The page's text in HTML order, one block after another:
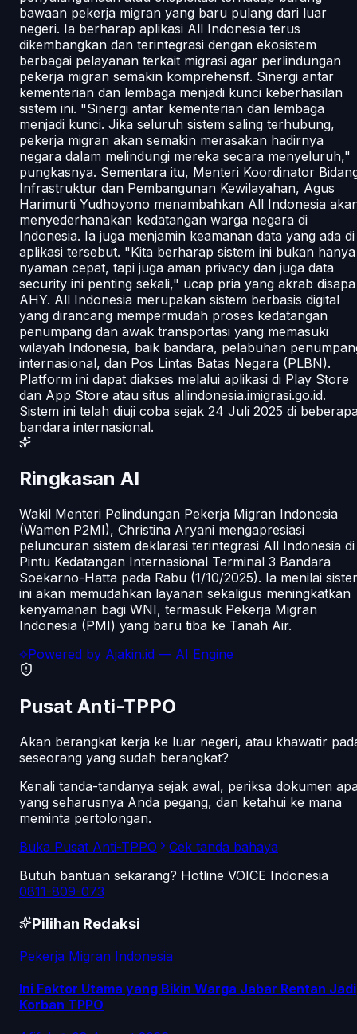
bawaan pekerja migran yang baru pulang dari luar
negeri. Ia berharap aplikasi All Indonesia terus
dikembangkan dan terintegrasi dengan ekosistem
berbagai pelayanan terkait migrasi agar perlindungan
pekerja migran semakin komprehensif. Sinergi antar
kementerian dan lembaga menjadi kunci keberhasilan
sistem ini. "Sinergi antar kementerian dan lembaga
menjadi kunci. Jika seluruh sistem saling terhubung,
pekerja migran akan semakin merasakan hadirnya
negara dalam melindungi mereka secara menyeluruh,"
pungkasnya. Sementara itu, Menteri Koordinator
Infrastruktur dan Pembangunan Kewilayahan, Agus
Harimurti Yudhoyono menambahkan All Indonesia
menyederhanakan kedatangan warga negara di
Indonesia. Ia juga menjamin keamanan data yang ada di
aplikasi tersebut. "Kita berharap sistem ini bukan hanya
nyaman cepat, tapi juga aman privacy dan juga data
security ini penting sekali," ucap pria yang akrab disapa
AHY. All Indonesia merupakan sistem berbasis digital
yang dirancang mempermudah proses kedatangan
penumpang dan awak transportasi yang memasuki
wilayah Indonesia, baik bandara, pelabuhan
internasional, dan Pos Lintas Batas Negara (PLBN).
Platform ini dapat diakses melalui aplikasi di Play Store
dan App Store atau situs allindonesia.imigrasi.go.id.
Sistem ini telah diuji coba sejak 24 Juli 2025 di
bandara internasional.
Ringkasan AI
Wakil Menteri Pelindungan Pekerja Migran Indonesia
(Wamen P2MI), Christina Aryani mengapresiasi
peluncuran sistem deklarasi terintegrasi All Indonesia di
Pintu Kedatangan Internasional Terminal 3 Bandara
Soekarno-Hatta pada Rabu (1/10/2025). Ia menilai
ini akan memudahkan layanan sekaligus meningkatkan
kenyamanan bagi WNI, termasuk Pekerja Migran
Indonesia (PMI) yang baru tiba ke Tanah Air.
Powered by Ajakin.id — AI Engine
Pusat Anti-TPPO
Akan berangkat kerja ke luar negeri, atau khawatir
seseorang yang sudah berangkat?
Kenali tanda-tandanya sejak awal, periksa dokumen
yang seharusnya Anda pegang, dan ketahui ke mana
meminta pertolongan.
Buka Pusat Anti-TPPO
Cek tanda bahaya
Butuh bantuan sekarang? Hotline VOICE Indonesia
0811-809-073
Pilihan Redaksi
Pekerja Migran Indonesia
Ini Faktor Utama yang Bikin Warga Jabar Rentan Jadi
Korban TPPO